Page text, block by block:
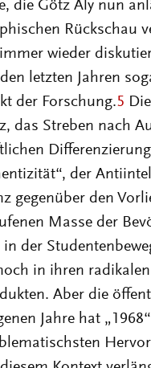
die Götz Aly nun
Rückschau
wieder
letzten Jahren
der Forschung.5
das Streben nach
der
gegenüber den
Masse der
in der
in ihren radikalen
Aber die
Jahre hat